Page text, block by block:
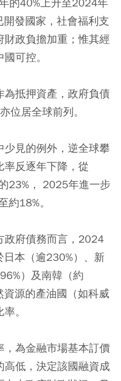
發國家，社會福利支
政負擔加重；惟其經
可控。
為抵押資產，政府負債
位居全球前列。
見的例外，逆全球攀
率反逐年下降，從
23%， 2025年進一步
18%。
政府債務而言，2024
本（逾230%）、新
）及南韓（約
源的產油國（如科威
。
為金融市場基本訂價
高低，決定該國融資成